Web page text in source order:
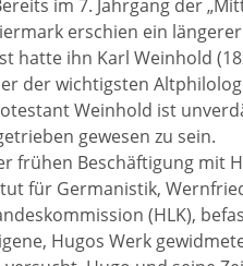
im 7. Jahrgang der
erschien ein
hatte ihn Karl Weinhold
der wichtigsten
Weinhold ist
gewesen zu sein.
frühen Beschäftigung mit
für Germanistik,
(HLK),
Hugos Werk